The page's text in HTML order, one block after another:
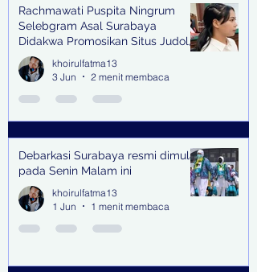
Rachmawati Puspita Ningrum
Selebgram Asal Surabaya
Didakwa Promosikan Situs Judol,
Raup Rp2 Juta dari Tiga Kali
Endorse
khoirulfatma13
3 Jun
2 menit membaca
Debarkasi Surabaya resmi dimulai
pada Senin Malam ini
khoirulfatma13
1 Jun
1 menit membaca